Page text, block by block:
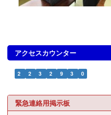
アクセスカウンター
2 2 3 2 9 3 0
緊急連絡用掲示板